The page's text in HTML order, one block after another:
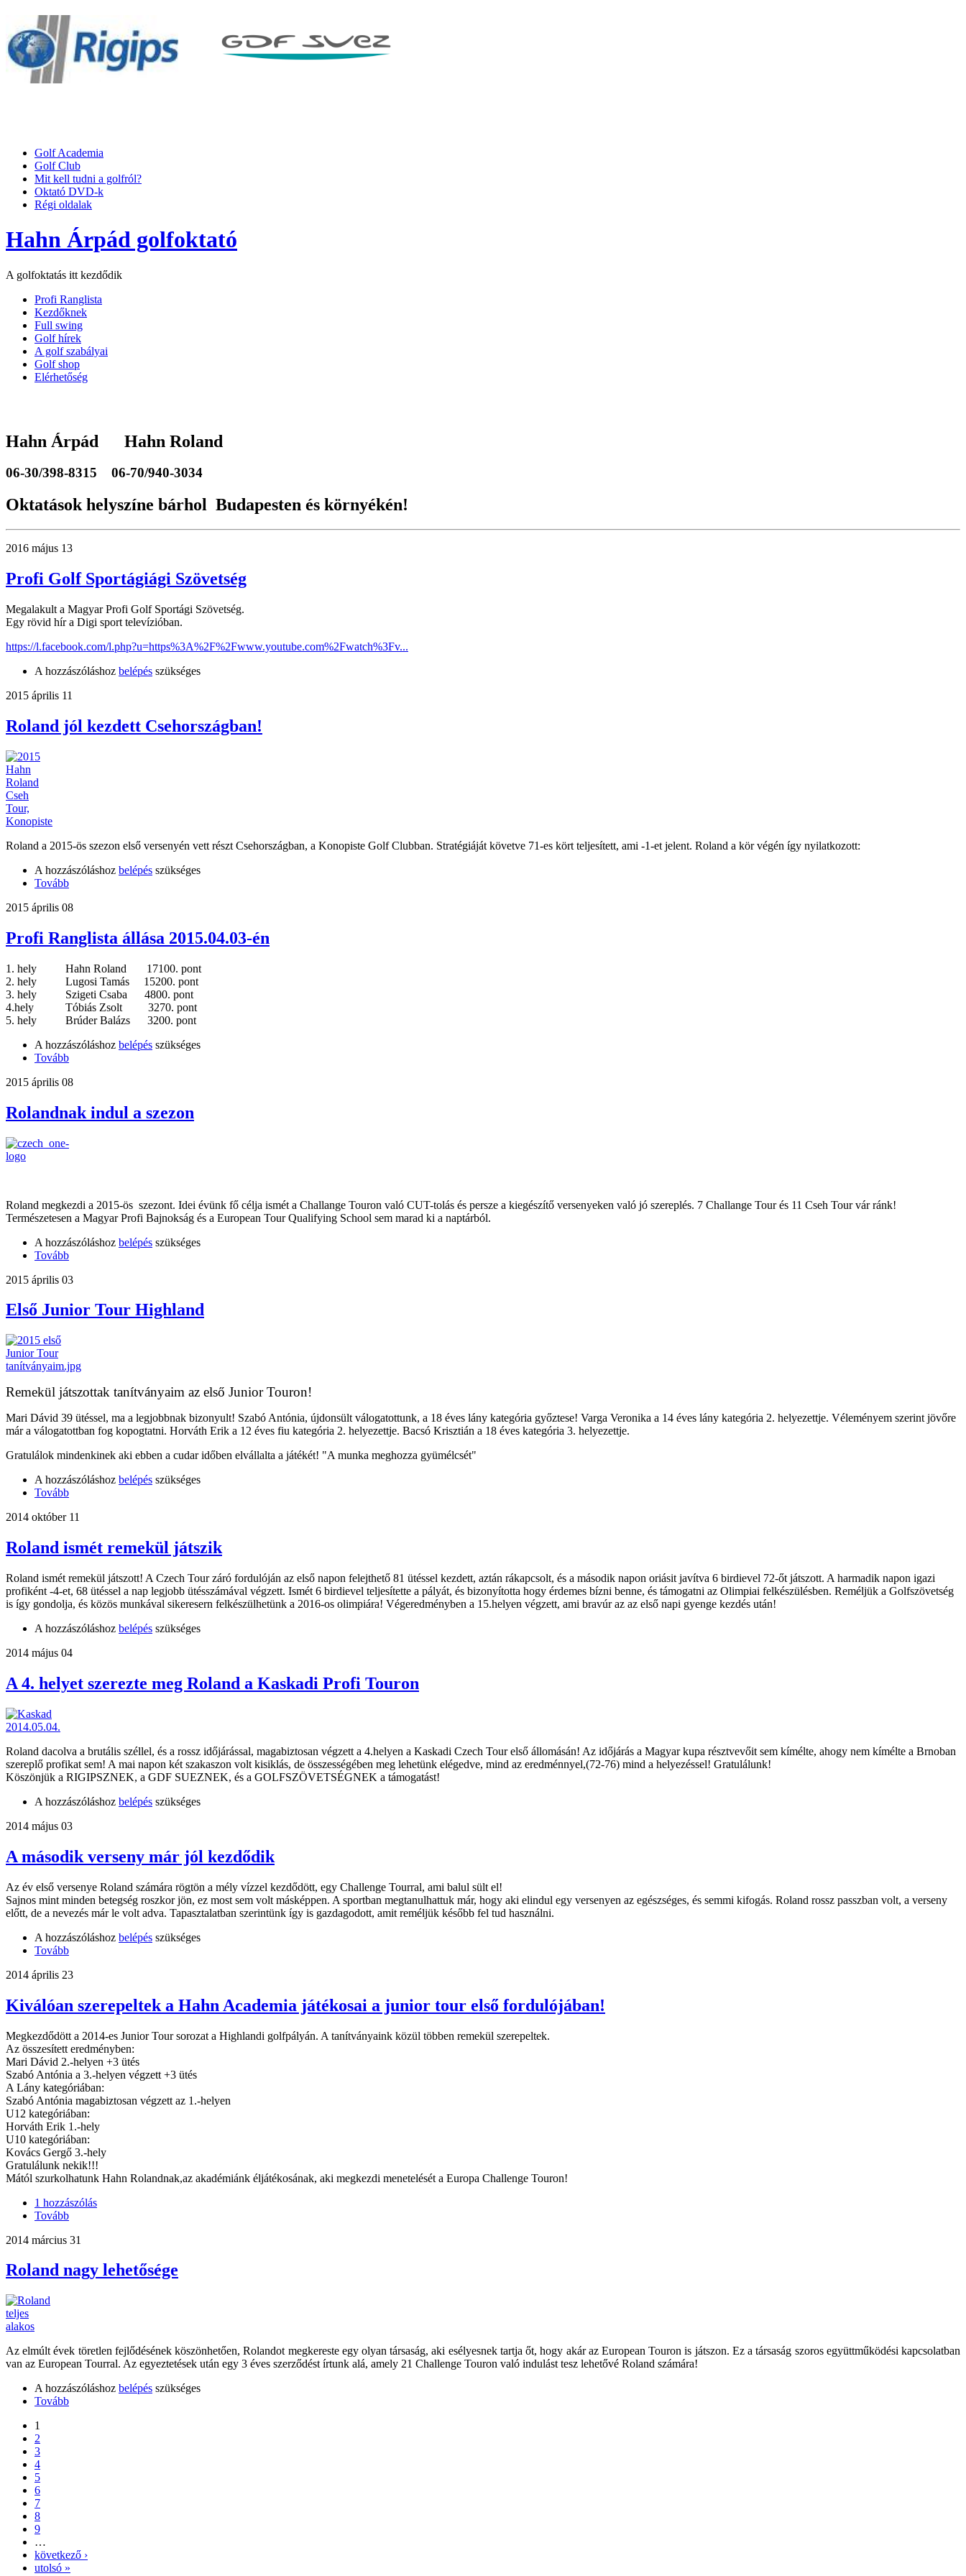
Golf Academia
Golf Club
Mit kell tudni a golfról?
Oktató DVD-k
Régi oldalak
Hahn Árpád golfoktató
A golfoktatás itt kezdődik
Profi Ranglista
Kezdőknek
Full swing
Golf hírek
A golf szabályai
Golf shop
Elérhetőség
Hahn Árpád Hahn Roland
06-30/398-8315 06-70/940-3034
Oktatások helyszíne bárhol Budapesten és környékén!
2016 május 13
Profi Golf Sportágiági Szövetség
Megalakult a Magyar Profi Golf Sportági Szövetség.
Egy rövid hír a Digi sport televízióban.
https://l.facebook.com/l.php?u=https%3A%2F%2Fwww.youtube.com%2Fwatch%3Fv...
A hozzászóláshoz belépés szükséges
2015 április 11
Roland jól kezdett Csehországban!
Roland a 2015-ös szezon első versenyén vett részt Csehországban, a Konopiste Golf Clubban. Stratégiáját követve 71-es kört teljesített, ami -1-et jelent. Roland a kör végén így nyilatkozott:
A hozzászóláshoz belépés szükséges
Tovább
2015 április 08
Profi Ranglista állása 2015.04.03-én
1. hely Hahn Roland 17100. pont
2. hely Lugosi Tamás 15200. pont
3. hely Szigeti Csaba 4800. pont
4.hely Tóbiás Zsolt 3270. pont
5. hely Brúder Balázs 3200. pont
A hozzászóláshoz belépés szükséges
Tovább
2015 április 08
Rolandnak indul a szezon
Roland megkezdi a 2015-ös szezont. Idei évünk fő célja ismét a Challange Touron való CUT-tolás és persze a kiegészítő versenyeken való jó szereplés. 7 Challange Tour és 11 Cseh Tour vár ránk!
Természetesen a Magyar Profi Bajnokság és a European Tour Qualifying School sem marad ki a naptárból.
A hozzászóláshoz belépés szükséges
Tovább
2015 április 03
Első Junior Tour Highland
Remekül játszottak tanítványaim az első Junior Touron!
Mari Dávid 39 ütéssel, ma a legjobbnak bizonyult! Szabó Antónia, újdonsült válogatottunk, a 18 éves lány kategória győztese! Varga Veronika a 14 éves lány kategória 2. helyezettje. Véleményem szerint jövőre
már a válogatottban fog kopogtatni. Horváth Erik a 12 éves fiu kategória 2. helyezettje. Bacsó Krisztián a 18 éves kategória 3. helyezettje.
Gratulálok mindenkinek aki ebben a cudar időben elvállalta a játékét! "A munka meghozza gyümélcsét"
A hozzászóláshoz belépés szükséges
Tovább
2014 október 11
Roland ismét remekül játszik
Roland ismét remekül játszott! A Czech Tour záró fordulóján az első napon felejthető 81 ütéssel kezdett, aztán rákapcsolt, és a második napon oriásit javítva 6 birdievel 72-őt játszott. A harmadik napon igazi
profiként -4-et, 68 ütéssel a nap legjobb ütésszámával végzett. Ismét 6 birdievel teljesítette a pályát, és bizonyította hogy érdemes bízni benne, és támogatni az Olimpiai felkészülésben. Reméljük a Golfszövetség
is így gondolja, és közös munkával sikeresern felkészülhetünk a 2016-os olimpiára! Végeredményben a 15.helyen végzett, ami bravúr az az első napi gyenge kezdés után!
A hozzászóláshoz belépés szükséges
2014 május 04
A 4. helyet szerezte meg Roland a Kaskadi Profi Touron
Roland dacolva a brutális széllel, és a rossz időjárással, magabiztosan végzett a 4.helyen a Kaskadi Czech Tour első állomásán! Az időjárás a Magyar kupa résztvevőit sem kímélte, ahogy nem kímélte a Brnoban
szereplő profikat sem! A mai napon két szakaszon volt kisiklás, de összességében meg lehetünk elégedve, mind az eredménnyel,(72-76) mind a helyezéssel! Gratulálunk!
Köszönjük a RIGIPSZNEK, a GDF SUEZNEK, és a GOLFSZÖVETSÉGNEK a támogatást!
A hozzászóláshoz belépés szükséges
2014 május 03
A második verseny már jól kezdődik
Az év első versenye Roland számára rögtön a mély vízzel kezdődött, egy Challenge Tourral, ami balul sült el!
Sajnos mint minden betegség roszkor jön, ez most sem volt másképpen. A sportban megtanulhattuk már, hogy aki elindul egy versenyen az egészséges, és semmi kifogás. Roland rossz passzban volt, a verseny
előtt, de a nevezés már le volt adva. Tapasztalatban szerintünk így is gazdagodott, amit reméljük később fel tud használni.
A hozzászóláshoz belépés szükséges
Tovább
2014 április 23
Kiválóan szerepeltek a Hahn Academia játékosai a junior tour első fordulójában!
Megkezdődött a 2014-es Junior Tour sorozat a Highlandi golfpályán. A tanítványaink közül többen remekül szerepeltek.
Az összesített eredményben:
Mari Dávid 2.-helyen +3 ütés
Szabó Antónia a 3.-helyen végzett +3 ütés
A Lány kategóriában:
Szabó Antónia magabiztosan végzett az 1.-helyen
U12 kategóriában:
Horváth Erik 1.-hely
U10 kategóriában:
Kovács Gergő 3.-hely
Gratulálunk nekik!!!
Mától szurkolhatunk Hahn Rolandnak,az akadémiánk éljátékosának, aki megkezdi menetelését a Europa Challenge Touron!
1 hozzászólás
Tovább
2014 március 31
Roland nagy lehetősége
Az elmúlt évek töretlen fejlődésének köszönhetően, Rolandot megkereste egy olyan társaság, aki esélyesnek tartja őt, hogy akár az European Touron is játszon. Ez a társaság szoros együttműködési kapcsolatban
van az European Tourral. Az egyeztetések után egy 3 éves szerződést írtunk alá, amely 21 Challenge Touron való indulást tesz lehetővé Roland számára!
A hozzászóláshoz belépés szükséges
Tovább
1
2
3
4
5
6
7
8
9
…
következő ›
utolsó »